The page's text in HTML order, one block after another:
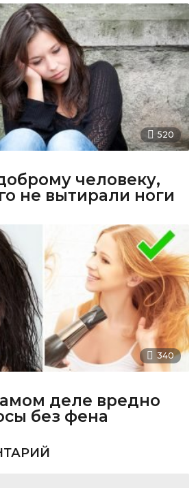
520
человеку,
не вытирали ноги
340
деле вредно
без фена